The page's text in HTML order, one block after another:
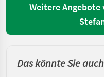
Weitere Angebote
Das könnte Sie